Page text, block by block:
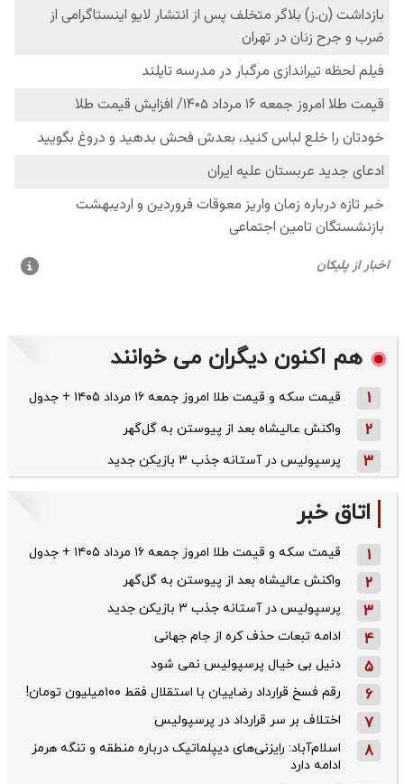
هم اکنون دیگران می خوانند
1 قیمت سکه و قیمت طلا امروز جمعه ۱۶ مرداد ۱۴۰۵ + جدول
2 واکنش عالیشاه بعد از پیوستن به گل‌گهر
3 پرسپولیس در آستانه جذب ۳ بازیکن جدید
اتاق خبر
1 قیمت سکه و قیمت طلا امروز جمعه ۱۶ مرداد ۱۴۰۵ + جدول
2 واکنش عالیشاه بعد از پیوستن به گل‌گهر
3 پرسپولیس در آستانه جذب ۳ بازیکن جدید
4 ادامه تبعات حذف کره از جام جهانی
5 دنیل بی خیال پرسپولیس نمی شود
6 رقم فسخ قرارداد رضاییان با استقلال فقط ۱۰۰میلیون تومان!
7 اختلاف بر سر قرارداد در پرسپولیس
8
اسلام‌آباد: رایزنی‌های دیپلماتیک درباره منطقه و تنگه هرمز
ادامه دارد